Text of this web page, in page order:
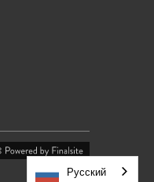
Русский